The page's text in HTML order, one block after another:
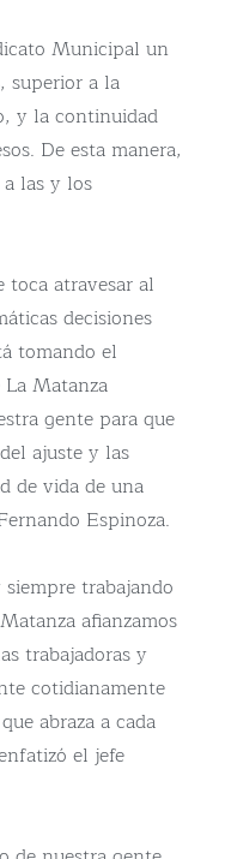
Municipal un
superior a la
y la continuidad
De esta manera,
las y los
toca atravesar al
decisiones
tomando el
Matanza
gente para que
ajuste y las
de vida de una
Espinoza.
trabajando
afianzamos
trabajadoras y
cotidianamente
abraza a cada
el jefe